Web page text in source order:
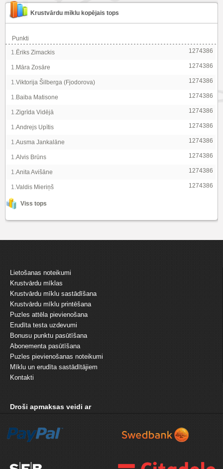
Krustvārdu mīklu kopējais tops
Punkti
1.Ēriks Zimackis 1274386
1.Māra Zosāre 1274386
1.Viktorija Šilberga (Fjodorova) 1274386
1.Baiba Matisone 1274386
1.Zigrīda Vidējā 1274386
1.Andrejs Upītis 1274386
1.Ausma Jankalāne 1274386
1.Alvis Brūns 1274386
1.Anita Avišāne 1274386
1.Valdis Mieriņš 1274386
Viss tops
Lietošanas noteikumi
Krustvārdu mīklas
Krustvārdu mīklu sastādīšana
Krustvārdu mīklu printēšana
Puzles attēla pievienošana
Erudīta testa uzdevumi
Bonusu punktu pasūtīšana
Abonementa pasūtīšana
Puzles pievienošanas noteikumi
Mīklu un erudīta sastādītājiem
Kontakti
Droši apmaksas veidi ar